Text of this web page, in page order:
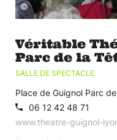
©
Véritable
Parc de la
SALLE DE SPECTACLE
Place de Guignol Parc
06 12 42 48 71
www.theatre-guignol-